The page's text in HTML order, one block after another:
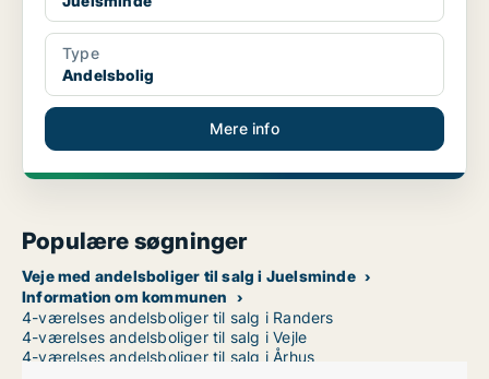
Type
Andelsbolig
Mere info
Populære søgninger
Veje med andelsboliger til salg i Juelsminde
Information om kommunen
4-værelses andelsboliger til salg i Randers
4-værelses andelsboliger til salg i Vejle
4-værelses andelsboliger til salg i Århus